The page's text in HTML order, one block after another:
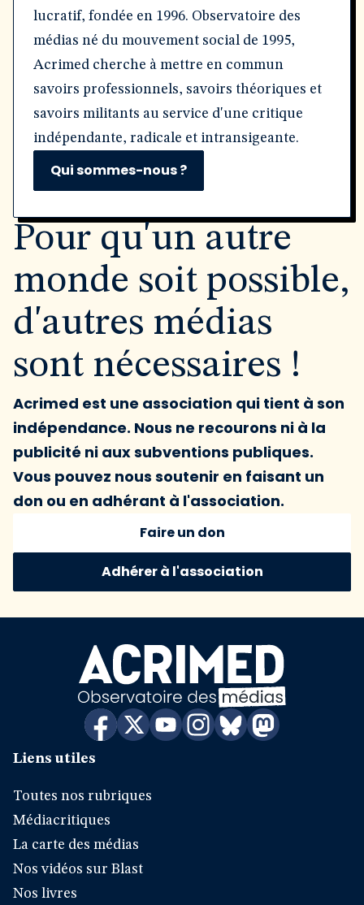
lucratif, fondée en 1996. Observatoire des
médias né du mouvement social de 1995,
Acrimed cherche à mettre en commun
savoirs professionnels, savoirs théoriques et
savoirs militants au service d'une critique
indépendante, radicale et intransigeante.
Qui sommes-nous ?
Pour qu'un autre
monde soit possible,
d'autres médias
sont nécessaires !
Acrimed est une association qui tient à son
indépendance. Nous ne recourons ni à la
publicité ni aux subventions publiques.
Vous pouvez nous soutenir en faisant un
don ou en adhérant à l'association.
Faire un don
Adhérer à l'association
Liens utiles
Toutes nos rubriques
Médiacritiques
La carte des médias
Nos vidéos sur Blast
Nos livres